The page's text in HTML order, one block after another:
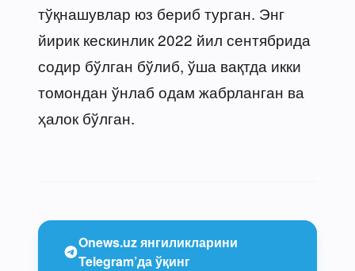
тўқнашувлар юз бериб турган. Энг
йирик кескинлик 2022 йил сентябрида
содир бўлган бўлиб, ўша вақтда икки
томондан ўнлаб одам жабрланган ва
ҳалок бўлган.
Onews.uz янгиликларини
Telegram’да ўқинг